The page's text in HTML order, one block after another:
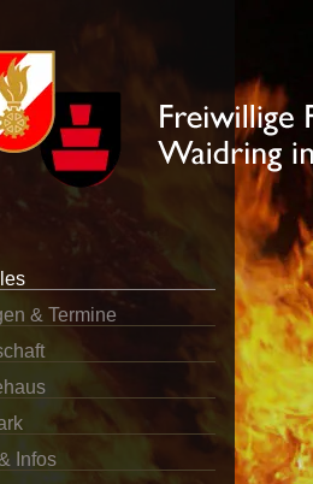
& Termine
Infos